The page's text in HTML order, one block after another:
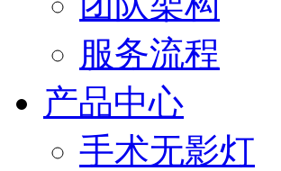
服务流程
产品中心
手术无影灯